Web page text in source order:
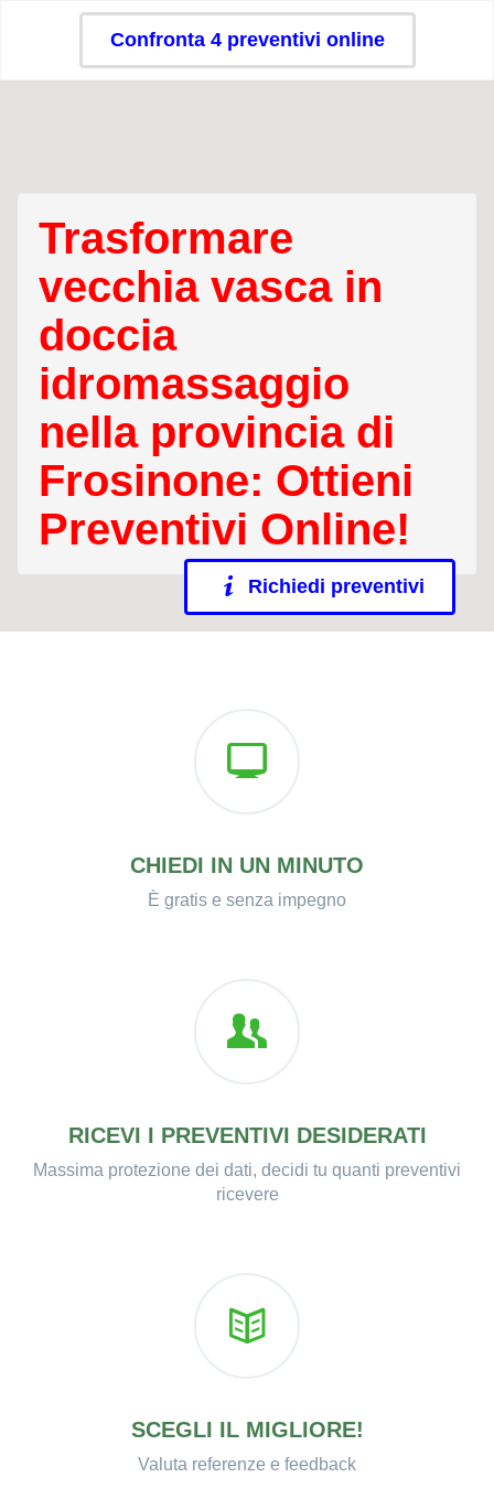
Confronta 4 preventivi online
Trasformare
vecchia vasca in
doccia
idromassaggio
nella provincia di
Frosinone: Ottieni
Preventivi Online!
Richiedi preventivi
CHIEDI IN UN MINUTO
È gratis e senza impegno
RICEVI I PREVENTIVI DESIDERATI
Massima protezione dei dati, decidi tu quanti preventivi
ricevere
SCEGLI IL MIGLIORE!
Valuta referenze e feedback